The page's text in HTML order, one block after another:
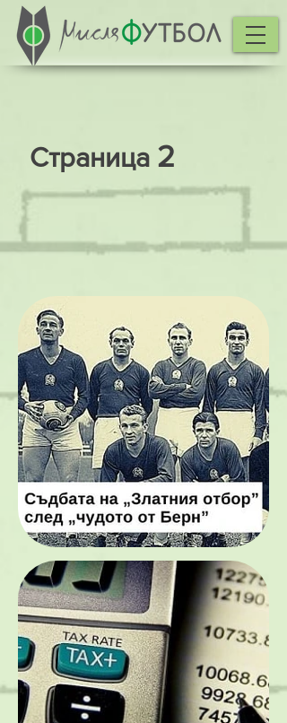
Страница 2